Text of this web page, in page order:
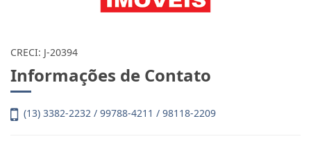
CRECI: J-20394
Informações de Contato
(13) 3382-2232 / 99788-4211 / 98118-2209